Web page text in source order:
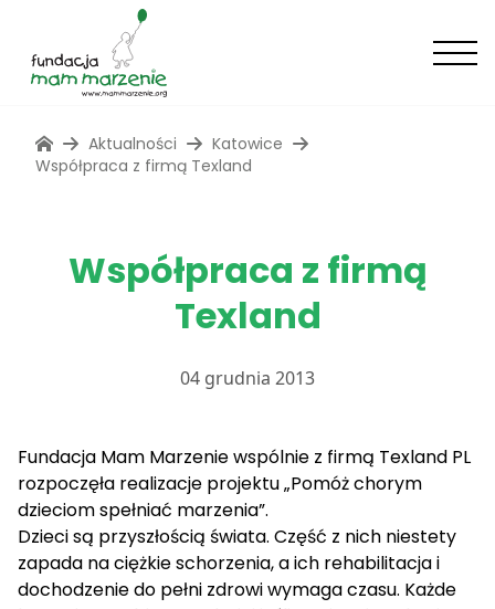
Aktualności
Katowice
Współpraca z firmą Texland
Współpraca z firmą
Texland
04 grudnia 2013
Fundacja Mam Marzenie wspólnie z firmą Texland PL
rozpoczęła realizacje projektu „Pomóż chorym
dzieciom spełniać marzenia”.
Dzieci są przyszłością świata. Część z nich niestety
zapada na ciężkie schorzenia, a ich rehabilitacja i
dochodzenie do pełni zdrowi wymaga czasu. Każde